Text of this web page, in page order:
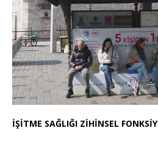
İŞİTME SAĞLIĞI ZİHİNSEL